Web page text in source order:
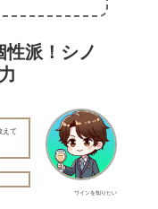
性派！シノ
ワインを知りたい
えて